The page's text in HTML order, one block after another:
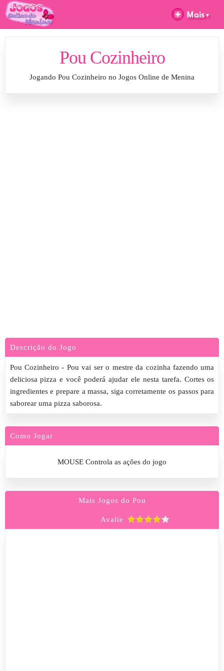
Pou Cozinheiro
Jogando Pou Cozinheiro no Jogos Online de Menina
Descrição do Jogo
Pou Cozinheiro - Pou vai ser o mestre da cozinha fazendo uma
deliciosa pizza e você poderá ajudar ele nesta tarefa. Cortes os
ingredientes e prepare a massa, siga corretamente os passos para
saborear uma pizza saborosa.
Como Jogar
MOUSE Controla as ações do jogo
Mais Jogos do Pou
Avalie